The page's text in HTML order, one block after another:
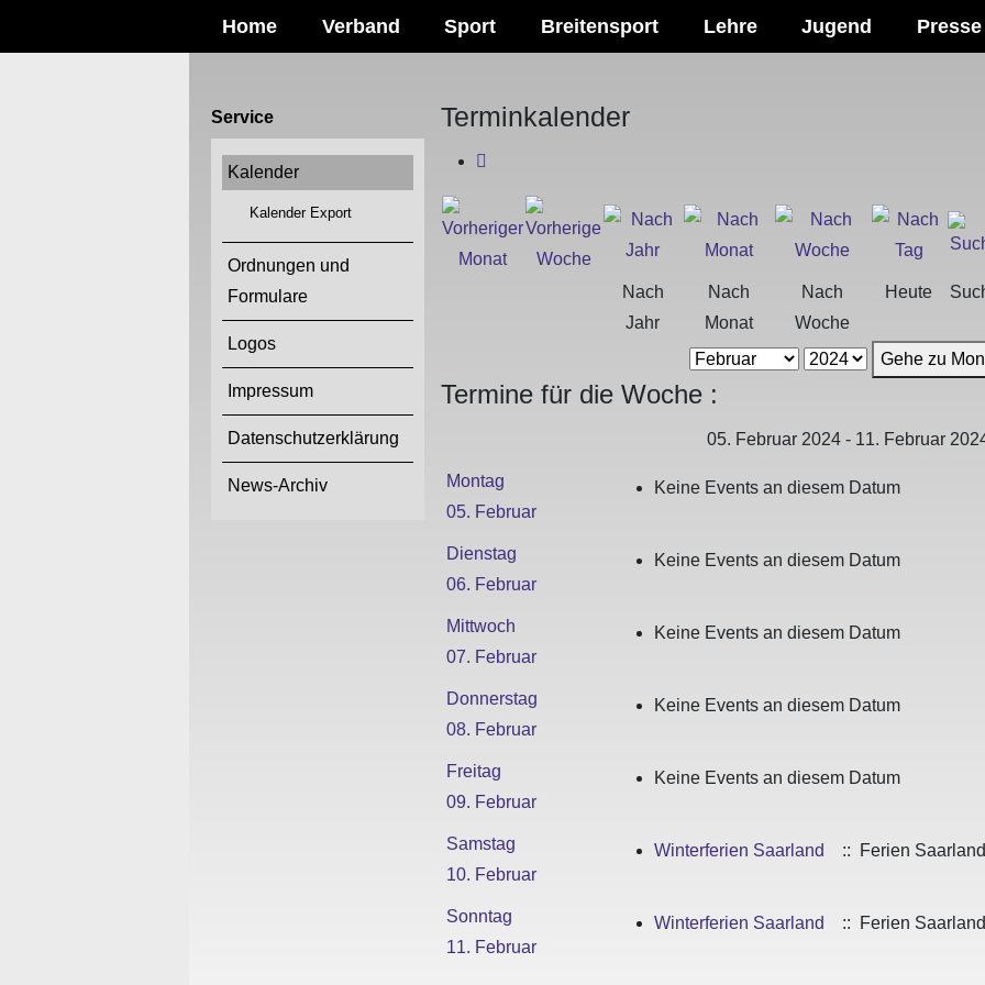
Home Verband Sport Breitensport Lehre Jugend Presse
Service
Kalender
Kalender Export
Ordnungen und
Formulare
Logos
Impressum
Datenschutzerklärung
News-Archiv
Terminkalender
Nach
Jahr
Nach
Monat
Nach
Woche
Heute
Gehe zu
Termine für die Woche :
05. Februar 2024 - 11. Februar
Montag
05. Februar
Keine Events an diesem Datum
Dienstag
06. Februar
Keine Events an diesem Datum
Mittwoch
07. Februar
Keine Events an diesem Datum
Donnerstag
08. Februar
Keine Events an diesem Datum
Freitag
09. Februar
Keine Events an diesem Datum
Samstag
10. Februar
Winterferien Saarland :: Ferien Saarland
Sonntag
11. Februar
Winterferien Saarland :: Ferien Saarland